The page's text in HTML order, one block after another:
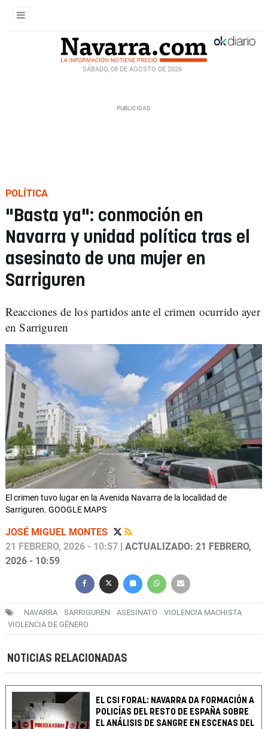
SÁBADO, 08 DE AGOSTO DE 2026
POLÍTICA
"Basta ya": conmoción en
Navarra y unidad política tras el
asesinato de una mujer en
Sarriguren
Reacciones de los partidos ante el crimen ocurrido ayer
en Sarriguren
El crimen tuvo lugar en la Avenida Navarra de la localidad de
Sarriguren. GOOGLE MAPS
JOSÉ MIGUEL MONTES
21 FEBRERO, 2026 - 10:57 | ACTUALIZADO: 21 FEBRERO,
2026 - 10:59
NAVARRA SARRIGUREN ASESINATO
VIOLENCIA MACHISTA
VIOLENCIA DE GÉNERO
NOTICIAS RELACIONADAS
EL CSI FORAL: NAVARRA DA FORMACIÓN A
POLICÍAS DEL RESTO DE ESPAÑA SOBRE
EL ANÁLISIS DE SANGRE EN ESCENAS DEL